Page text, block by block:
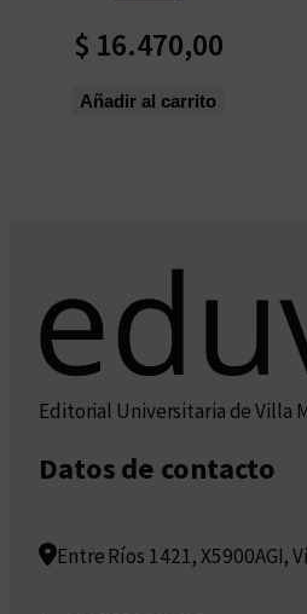
$ 16.470,00
Añadir al carrito
Editorial Universitaria de Villa
Datos de contacto
Entre Ríos 1421, X5900AGI,